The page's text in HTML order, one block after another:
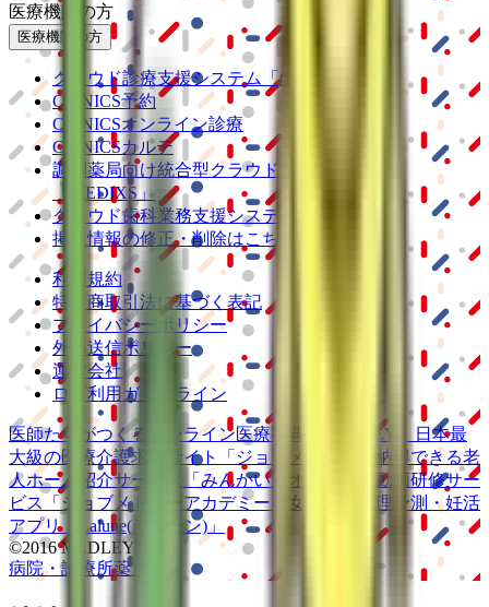
医療機関の方
医療機関の方
クラウド診療支援システム
「CLINICS」
CLINICS予約
CLINICSオンライン診療
CLINICSカルテ
調剤薬局向け統合型クラウドソリューション
「MEDIXS」
クラウド歯科業務支援システム
掲載情報の修正・削除はこちら
利用規約
特定商取引法に基づく表記
プライバシーポリシー
外部送信ポリシー
運営会社
ロゴ利用ガイドライン
医師たちがつくる オンライン医療事典 「MEDLEY」
日本最
大級の医療介護求人サイト 「ジョブメドレー」 納得できる老
人ホーム紹介サービス
「みんかい」 オンライン
動画研修サー
ビス
「ジョブメドレー アカデミー」 女性向け
生理予測・妊活
アプリ「Lalune(ラルーン)」
©2016 MEDLEY, INC.
病院・診療所薬局